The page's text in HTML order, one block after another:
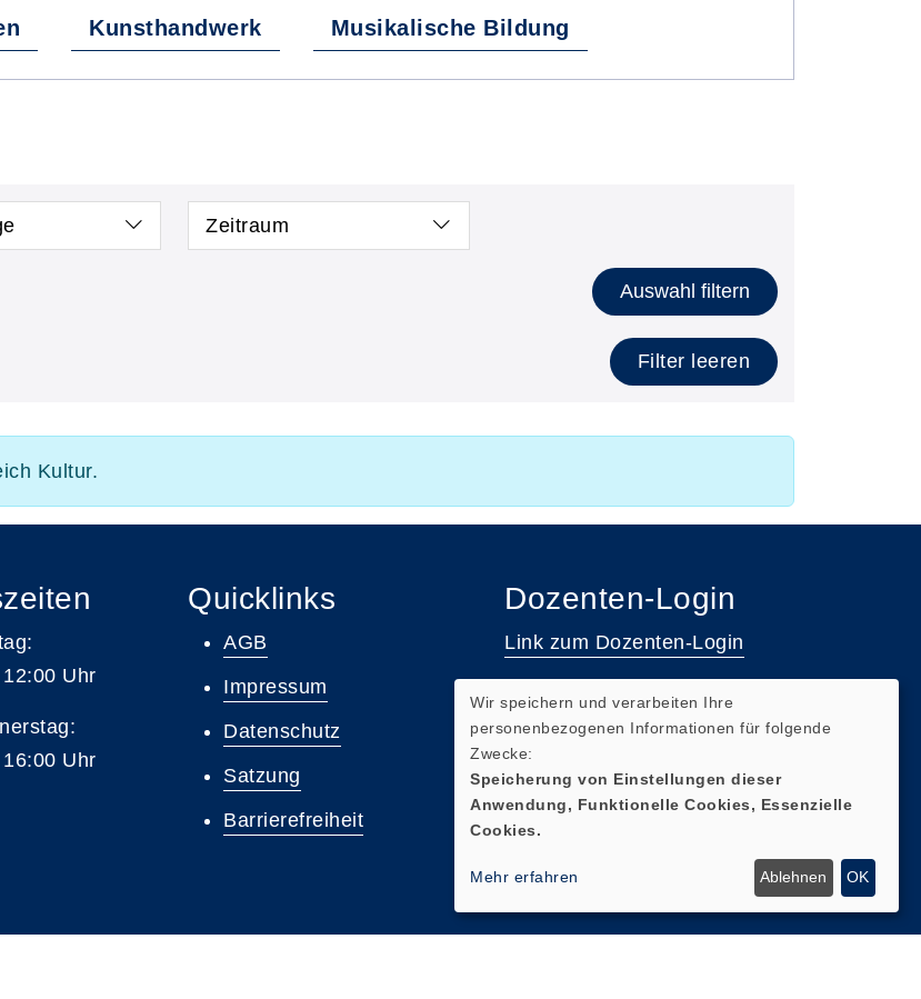
Kunsthandwerk Musikalische Bildung
Zeitraum
Auswahl filtern
Filter leeren
Kultur.
Uhr
Uhr
Quicklinks
AGB
Impressum
Datenschutz
Satzung
Barrierefreiheit
Dozenten-Login
Link zum Dozenten-Login
Wir speichern und verarbeiten Ihre
personenbezogenen Informationen für folgende
Zwecke:
Speicherung von Einstellungen dieser
Anwendung, Funktionelle Cookies, Essenzielle
Cookies.
Mehr erfahren Ablehnen OK